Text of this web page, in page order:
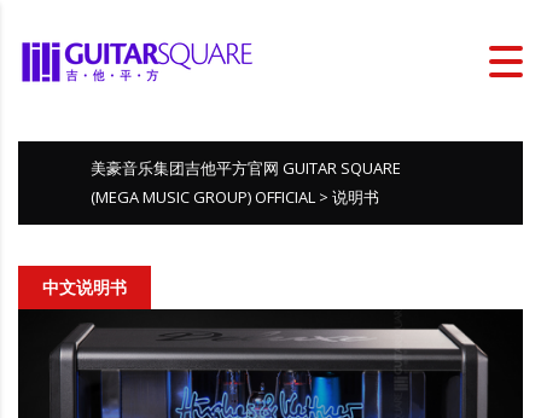
美豪音乐集团吉他平方官网 GUITAR SQUARE
(MEGA MUSIC GROUP) OFFICIAL > 说明书
中文说明书